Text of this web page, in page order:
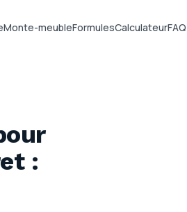
Monte-meubleFormulesCalculateurFAQ
: